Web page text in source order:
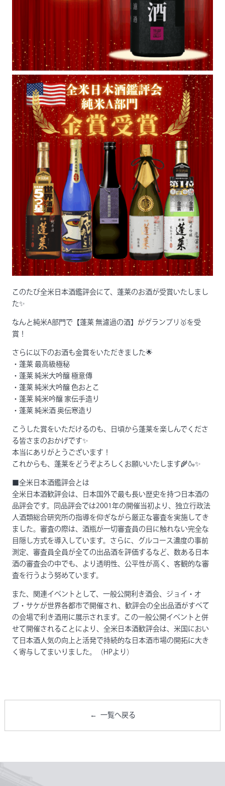
このたび全米日本酒鑑評会にて、蓬莱のお酒が受賞いたしまし
た✨
なんと純米A部門で【蓬莱 無濾過の酒】がグランプリ🥇を受
賞！
さらに以下のお酒も金賞をいただきました🌟
・蓬莱 最高級極秘
・蓬莱 純米大吟醸 極意傳
・蓬莱 純米大吟醸 色おとこ
・蓬莱 純米吟醸 家伝手造り
・蓬莱 純米酒 奥伝寒造り
こうした賞をいただけるのも、日頃から蓬莱を楽しんでくださ
る皆さまのおかげです✨
本当にありがとうございます！
これからも、蓬莱をどうぞよろしくお願いいたします🌾🍶✨
■全米日本酒鑑評会とは
全米日本酒歓評会は、日本国外で最も長い歴史を持つ日本酒の
品評会です。同品評会では2001年の開催当初より、独立行政法
人酒類総合研究所の指導を仰ぎながら厳正な審査を実施してき
ました。審査の際は、酒瓶が一切審査員の目に触れない完全な
目隠し方式を導入しています。さらに、グルコース濃度の事前
測定、審査員全員が全ての出品酒を評価するなど、数ある日本
酒の審査会の中でも、より透明性、公平性が高く、客観的な審
査を行うよう努めています。
また、関連イベントとして、一般公開利き酒会、ジョイ・オ
ブ・サケが世界各都市で開催され、歓評会の全出品酒がすべて
の会場で利き酒用に展示されます。この一般公開イベントと併
せて開催されることにより、全米日本酒歓評会は、米国におい
て日本酒人気の向上と活発で持続的な日本酒市場の開拓に大き
く寄与してまいりました。（HPより）
一覧へ戻る